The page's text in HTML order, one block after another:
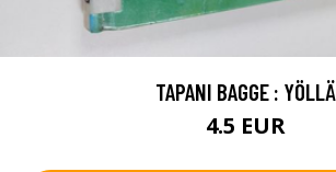
TAPANI BAGGE : YÖLLÄ
4.5 EUR